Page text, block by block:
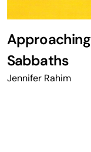
Approaching
Sabbaths
Jennifer Rahim